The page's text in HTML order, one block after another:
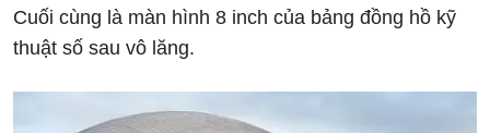
Cuối cùng là màn hình 8 inch của bảng đồng hồ kỹ
thuật số sau vô lăng.